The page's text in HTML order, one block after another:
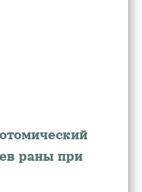
раны при